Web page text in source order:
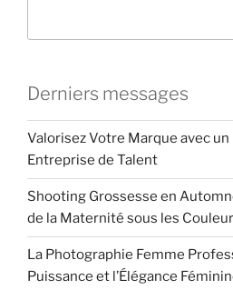
Derniers messages
Valorisez Votre Marque avec
Entreprise de Talent
Shooting Grossesse en
de la Maternité sous les
La Photographie Femme
Puissance et l’Élégance